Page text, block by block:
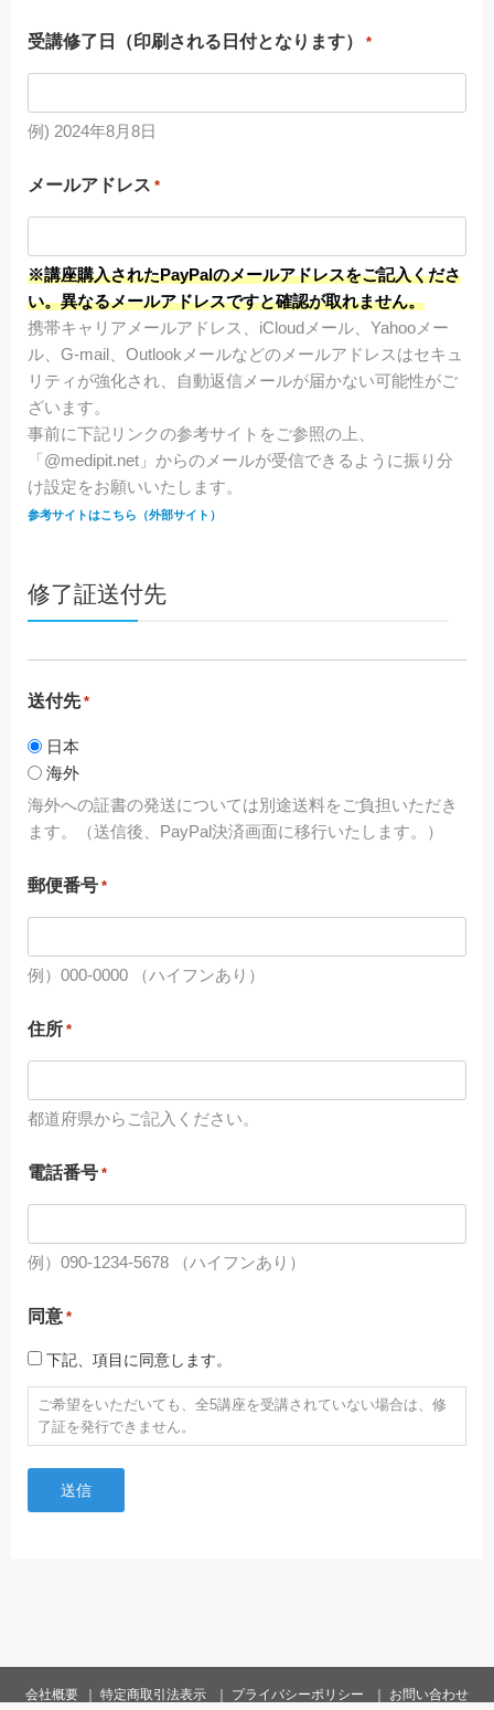
受講修了日（印刷される日付となります） *
例) 2024年8月8日
メールアドレス *
※講座購入されたPayPalのメールアドレスをご記入くださ
い。異なるメールアドレスですと確認が取れません。
携帯キャリアメールアドレス、iCloudメール、Yahooメー
ル、G-mail、Outlookメールなどのメールアドレスはセキュ
リティが強化され、自動返信メールが届かない可能性がご
ざいます。
事前に下記リンクの参考サイトをご参照の上、
「@medipit.net」からのメールが受信できるように振り分
け設定をお願いいたします。
参考サイトはこちら（外部サイト）
修了証送付先
送付先 *
日本
海外
海外への証書の発送については別途送料をご負担いただき
ます。（送信後、PayPal決済画面に移行いたします。）
郵便番号 *
例）000-0000 （ハイフンあり）
住所 *
都道府県からご記入ください。
電話番号 *
例）090-1234-5678 （ハイフンあり）
同意 *
下記、項目に同意します。
ご希望をいただいても、全5講座を受講されていない場合は、修
了証を発行できません。
会社概要 特定商取引法表示 プライバシーポリシー お問い合わせ